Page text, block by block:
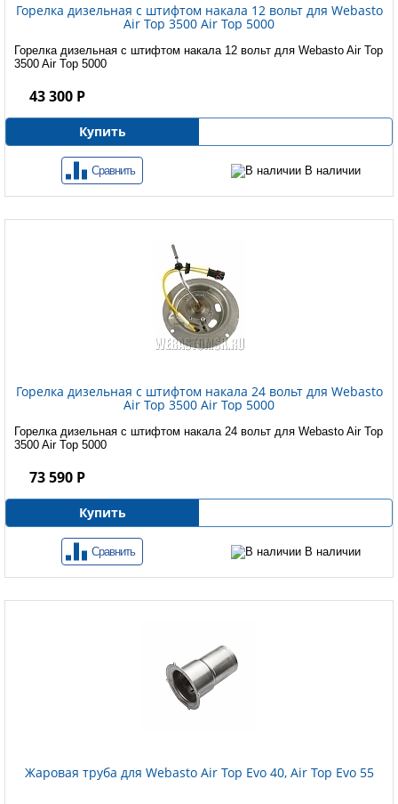
Горелка дизельная с штифтом накала 12 вольт для Webasto
Air Top 3500 Air Top 5000
Горелка дизельная с штифтом накала 12 вольт для Webasto Air Top
3500 Air Top 5000
43 300 Р
Купить
Сравнить В наличии
Горелка дизельная с штифтом накала 24 вольт для Webasto
Air Top 3500 Air Top 5000
Горелка дизельная с штифтом накала 24 вольт для Webasto Air Top
3500 Air Top 5000
73 590 Р
Купить
Сравнить В наличии
Жаровая труба для Webasto Air Top Evo 40, Air Top Evo 55